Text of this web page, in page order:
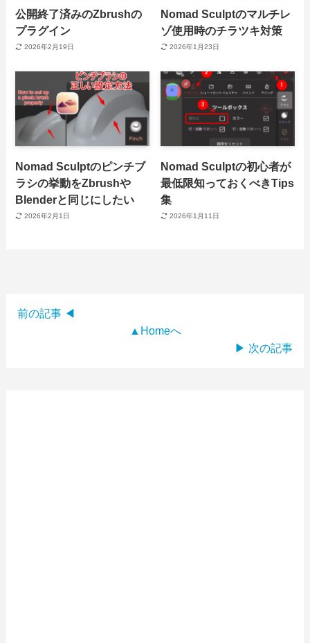
公開終了済みのZbrushの
プラグイン
2026年2月19日
Nomad Sculptのマルチレ
ゾ使用時のチラツキ対策
2026年1月23日
Nomad Sculptのピンチブ
ラシの挙動をZbrushや
Blenderと同じにしたい
2026年2月1日
Nomad Sculptの初心者が
最低限知っておくべきTips
集
2026年1月11日
前の記事 ◀
▲Homeへ
▶ 次の記事